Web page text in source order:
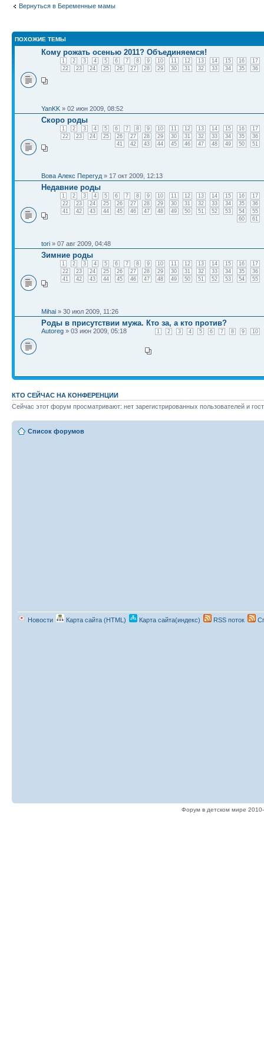
Вернуться в Беременные мамы
ПОХОЖИЕ ТЕМЫ
Кому рожать осенью 2011? Объединяемся!
1 2 3 4 5 6 7 8 9 10 11 12 13 14 15 16
17
22
23 24 25 26 27 28 29 30 31 32 33 34 35 36
YanKK » 02 июн 2009, 08:52
Скоро роды
1 2 3 4 5 6 7 8 9 10 11 12 13 14 15 16
17
22
23 24 25 26 27 28 29 30 31 32 33 34 35
36
41
42 43 44 45 46 47 48 49 50 51
Вова Алекс Перегуд» 17 окт 2009, 12:13
Недавние роды
1 2 3 4 5 6 7 8 9 10 11 12 13 14 15 16
17
22
23 24 25 26 27 28 29 30 31 32 33 34 35
36
41
42 43 44 45 46 47 48 49 50 51 52 53 54
55
60
61
tori » 07 авг 2009, 04:48
Зимние роды
1 2 3 4 5 6 7 8 9 10 11 12 13 14 15 16
17
22
23 24 25 26 27 28 29 30 31 32 33 34 35
36
41
42 43 44 45 46 47 48 49 50 51 52 53 54 55
Mihai » 30 июл 2009, 11:26
Роды в присутствии мужа. Кто за, а кто против?
1 2 3 4 5 6 7 8 9 10
Autoreg » 03 июн 2009, 05:18
КТО СЕЙЧАС НА КОНФЕРЕНЦИИ
Сейчас этот форум просматривают: нет зарегистрированных пользователей и
Список форумов
Новости Карта сайта (HTML) Карта сайта(индекс) RSS поток
Форум в детском мире